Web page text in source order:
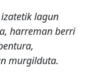
lagun
harreman berri
murgilduta.